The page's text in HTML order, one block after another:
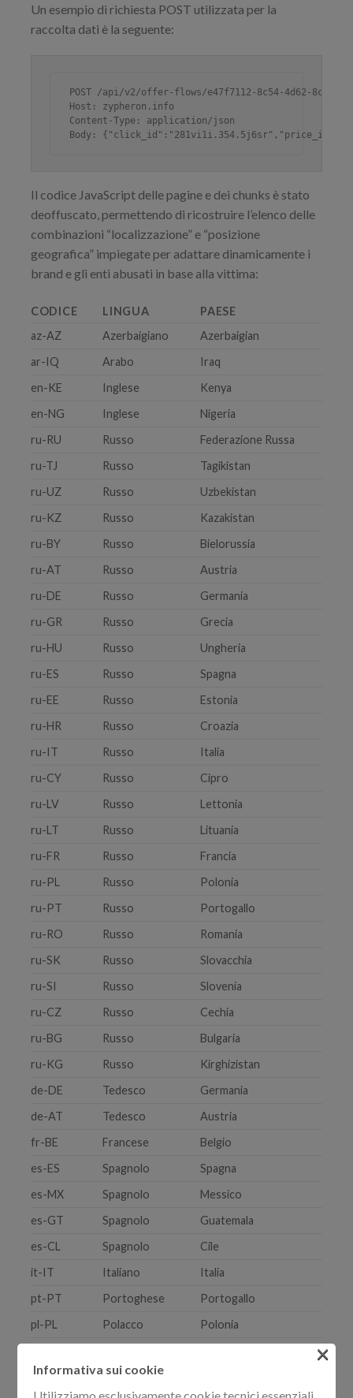
Un esempio di richiesta POST utilizzata per la
raccolta dati è la seguente:
POST /api/v2/offer-flows/e47f7112-8c54-4d62-8ccb-
Host: zypheron.info
Content-Type: application/json
Body:
Il codice JavaScript delle pagine e dei chunks è stato
deoffuscato, permettendo di ricostruire l’elenco delle
combinazioni “localizzazione” e “posizione
geografica” impiegate per adattare dinamicamente i
brand e gli enti abusati in base alla vittima:
CODICE LINGUA
PAESE
az-AZ
Azerbaigiano
Azerbaigian
ar-IQ
Arabo
Iraq
en-KE
Inglese
Kenya
en-NG
Inglese
Nigeria
ru-RU
Russo
Federazione Russa
ru-TJ
Russo
Tagikistan
ru-UZ
Russo
Uzbekistan
ru-KZ
Russo
Kazakistan
ru-BY
Russo
Bielorussia
ru-AT
Russo
Austria
ru-DE
Russo
Germania
ru-GR
Russo
Grecia
ru-HU
Russo
Ungheria
ru-ES
Russo
Spagna
ru-EE
Russo
Estonia
ru-HR
Russo
Croazia
ru-IT
Russo
Italia
ru-CY
Russo
Cipro
ru-LV
Russo
Lettonia
ru-LT
Russo
Lituania
ru-FR
Russo
Francia
ru-PL
Russo
Polonia
ru-PT
Russo
Portogallo
ru-RO
Russo
Romania
ru-SK
Russo
Slovacchia
ru-SI
Russo
Slovenia
ru-CZ
Russo
Cechia
ru-BG
Russo
Bulgaria
ru-KG
Russo
Kirghizistan
de-DE
Tedesco
Germania
de-AT
Tedesco
Austria
fr-BE
Francese
Belgio
es-ES
Spagnolo
Spagna
es-MX
Spagnolo
Messico
es-GT
Spagnolo
Guatemala
es-CL
Spagnolo
Cile
it-IT
Italiano
Italia
pt-PT
Portoghese
Portogallo
pl-PL
Polacco
Polonia
bg-BG
Bulgaro
Informativa sui cookie
×